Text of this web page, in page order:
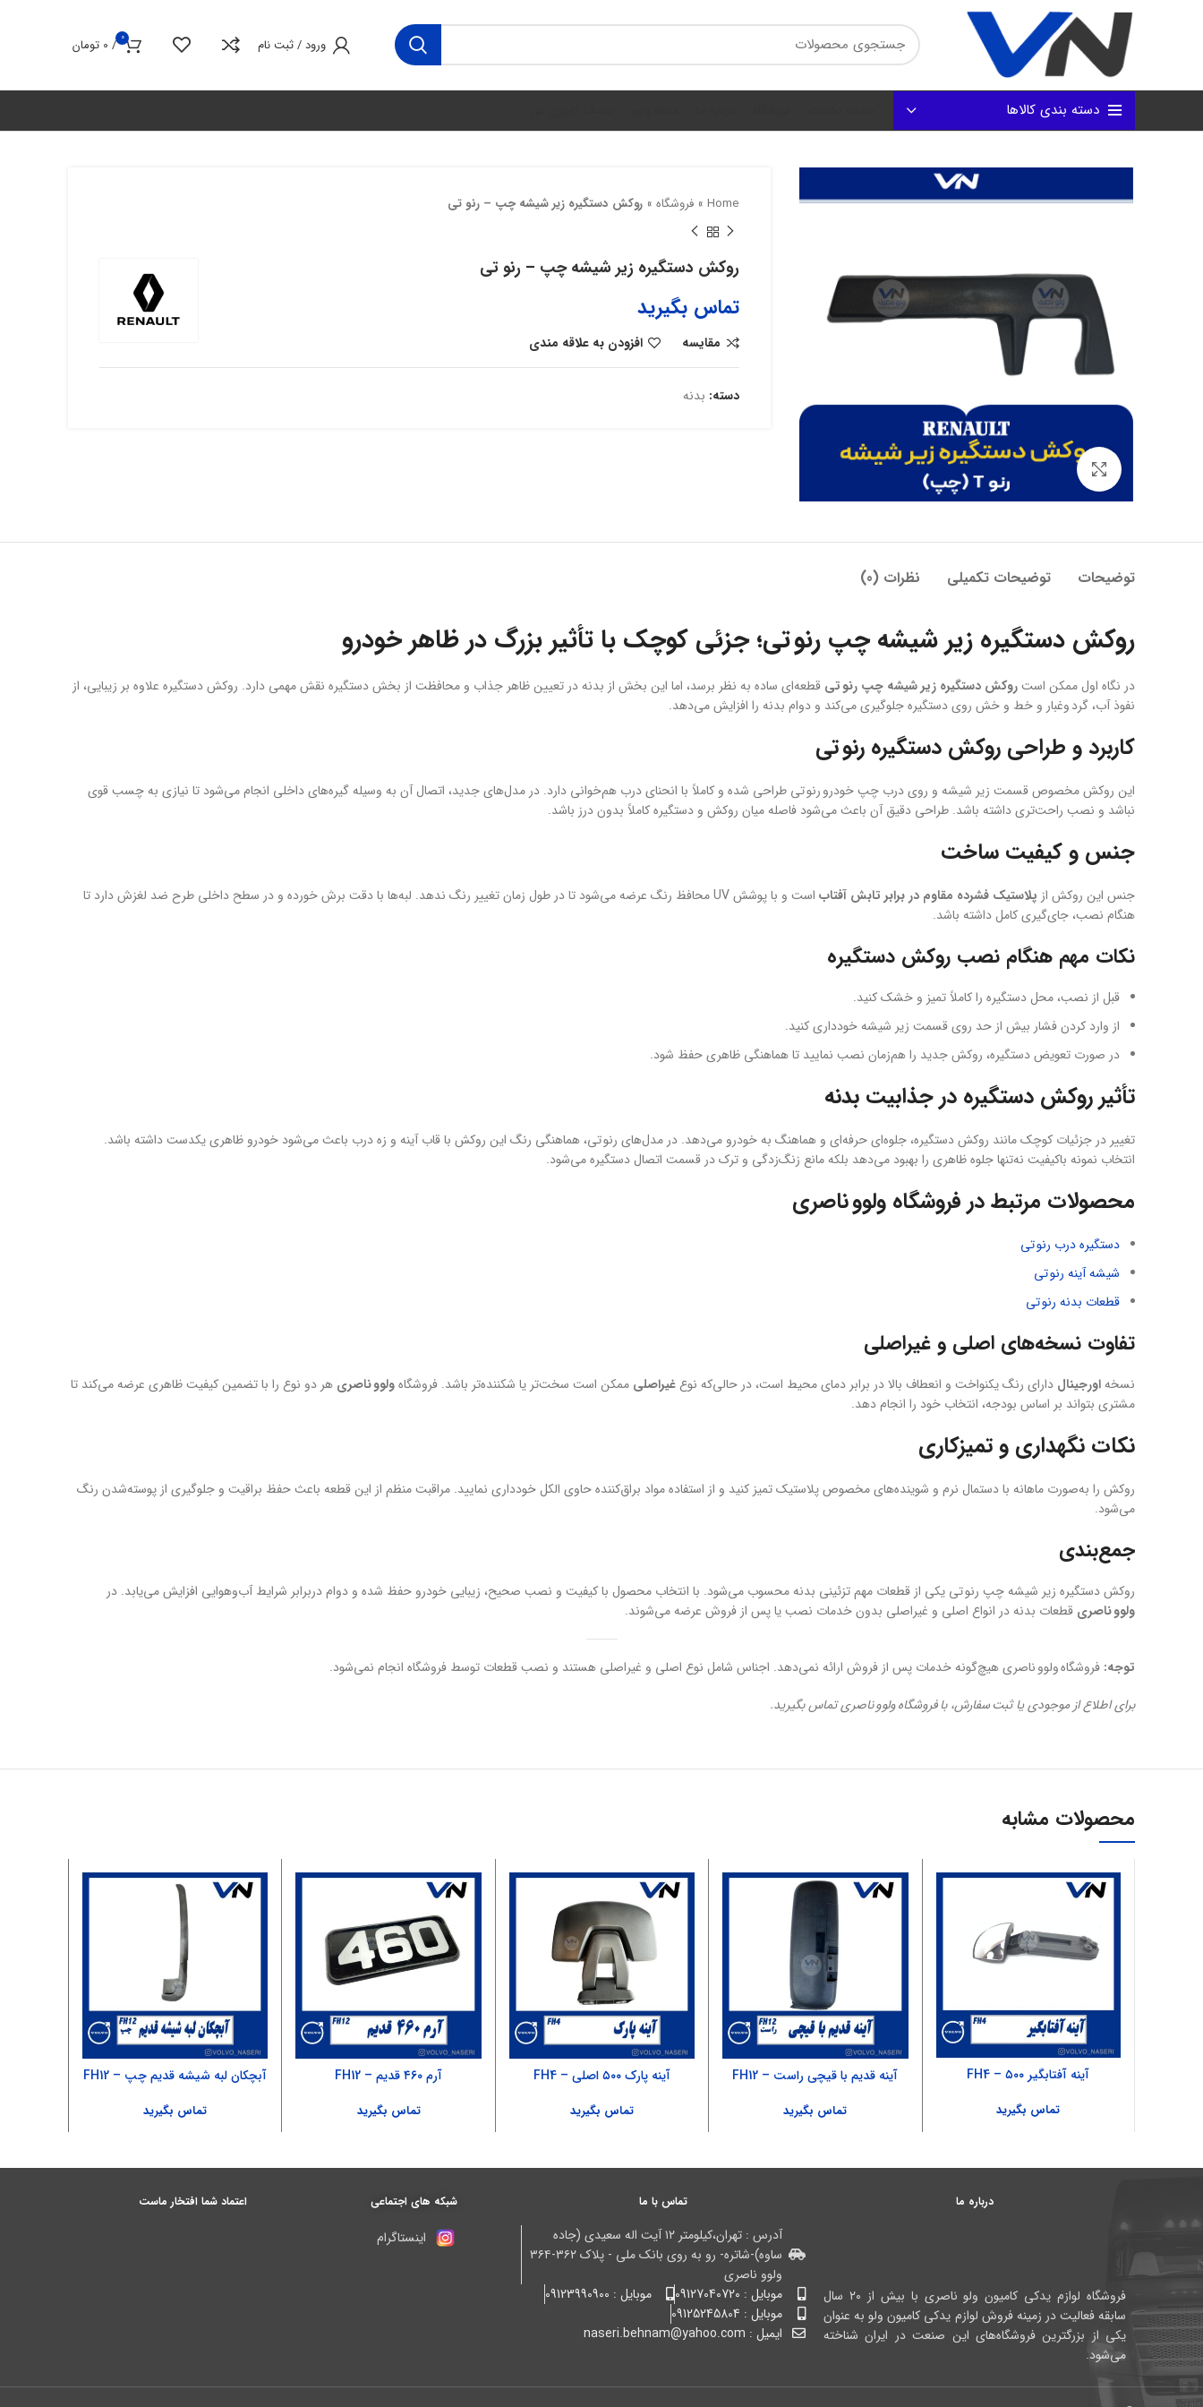
ورود / ثبت نام 0
/
0 تومان
دسته بندی کالاها
بزرگنمایی تصویر
Home
»فروشگاه »روکش دستگیره زیر شیشه چپ – رنو تی
روکش دستگیره زیر شیشه چپ – رنو تی
تماس بگیرید
مقایسه افزودن به علاقه مندی
دسته: بدنه
توضیحات توضیحات تکمیلی نظرات (0)
روکش دستگیره زیر شیشه چپ رنو تی؛ جزئی کوچک با تأثیر بزرگ در ظاهر خودرو
در نگاه اول ممکن استروکش دستگیره زیر شیشه چپ رنو تی قطعه‌ای ساده به نظر برسد، اما این بخش از بدنه در تعیین ظاهر جذاب و محافظت از بخش دستگیره نقش مهمی دارد. روکش دستگیره علاوه بر زیبایی، از
نفوذ آب، گرد وغبار و خط و خش روی دستگیره جلوگیری می‌کند و دوام بدنه را افزایش می‌دهد.
کاربرد و طراحی روکش دستگیره رنو تی
این روکش مخصوص قسمت زیر شیشه و روی درب چپ خودرو رنو تی طراحی شده و کاملاً با انحنای درب هم‌خوانی دارد. در مدل‌های جدید، اتصال آن به وسیله گیره‌های داخلی انجام می‌شود تا نیازی به چسب قوی
نباشد و نصب راحت‌تری داشته باشد. طراحی دقیق آن باعث می‌شود فاصله میان روکش و دستگیره کاملاً بدون درز باشد.
جنس و کیفیت ساخت
جنس این روکش از پلاستیک فشرده مقاوم در برابر تابش آفتاب
است و با پوشش UV محافظ رنگ عرضه می‌شود تا در طول زمان تغییر رنگ ندهد. لبه‌ها با دقت برش خورده و در سطح داخلی طرح ضد لغزش دارد تا
هنگام نصب، جای‌گیری کامل داشته باشد.
نکات مهم هنگام نصب روکش دستگیره
قبل از نصب، محل دستگیره را کاملاً تمیز و خشک کنید.
از وارد کردن فشار بیش از حد روی قسمت زیر شیشه خودداری کنید.
در صورت تعویض دستگیره، روکش جدید را هم‌زمان نصب نمایید تا هماهنگی ظاهری حفظ شود.
تأثیر روکش دستگیره در جذابیت بدنه
تغییر در جزئیات کوچک مانند روکش دستگیره، جلوه‌ای حرفه‌ای و هماهنگ به خودرو می‌دهد. در مدل‌های رنو تی، هماهنگی رنگ این روکش با قاب آینه و زه درب باعث می‌شود خودرو ظاهری یکدست داشته باشد.
انتخاب نمونه باکیفیت نه‌تنها جلوه ظاهری را بهبود می‌دهد بلکه مانع زنگ‌زدگی و ترک در قسمت اتصال دستگیره می‌شود.
محصولات مرتبط در فروشگاه ولوو ناصری
دستگیره درب رنو تی
شیشه آینه رنو تی
قطعات بدنه رنو تی
تفاوت نسخه‌های اصلی و غیراصلی
نسخهاورجینال دارای رنگ یکنواخت و انعطاف بالا در برابر دمای محیط است، در حالی‌که نوع غیراصلی ممکن است سخت‌تر یا شکننده‌تر باشد. فروشگاهولوو ناصری هر دو نوع را با تضمین کیفیت ظاهری عرضه می‌کند تا
مشتری بتواند بر اساس بودجه، انتخاب خود را انجام دهد.
نکات نگهداری و تمیزکاری
روکش را به‌صورت ماهانه با دستمال نرم و شوینده‌های مخصوص پلاستیک تمیز کنید و از استفاده مواد براق‌کننده حاوی الکل خودداری نمایید. مراقبت منظم از این قطعه باعث حفظ براقیت و جلوگیری از پوسته‌شدن رنگ
می‌شود.
جمع‌بندی
روکش دستگیره زیر شیشه چپ رنو تی یکی از قطعات مهم تزئینی بدنه محسوب می‌شود. با انتخاب محصول با کیفیت و نصب صحیح، زیبایی خودرو حفظ شده و دوام دربرابر شرایط آب‌وهوایی افزایش می‌یابد. در
ولوو ناصری قطعات بدنه در انواع اصلی و غیراصلی بدون خدمات نصب یا پس از فروش عرضه می‌شوند.
توجه: فروشگاه ولوو ناصری هیچ‌گونه خدمات پس از فروش ارائه نمی‌دهد. اجناس شامل نوع اصلی و غیر‌اصلی هستند و نصب قطعات توسط فروشگاه انجام نمی‌شود.
برای اطلاع از موجودی یا ثبت سفارش، با فروشگاه ولوو ناصری تماس بگیرید.
محصولات مشابه
آینه آفتابگیر ۵۰۰ – FH4
تماس بگیرید
آینه قدیم با قیچی راست – FH12
تماس بگیرید
آینه پارک ۵۰۰ اصلی – FH4
تماس بگیرید
آرم ۴۶۰ قدیم – FH12
تماس بگیرید
آبچکان لبه شیشه قدیم چپ – FH12
تماس بگیرید
درباره ما
فروشگاه لوازم یدکی کامیون ولو ناصری با بیش از ۲۰ سال
سابقه فعالیت در زمینه فروش لوازم یدکی کامیون ولو به عنوان
یکی از بزرگترین فروشگاه‌های این صنعت در ایران شناخته
می‌شود.
تماس با ما
آدرس : تهران،کیلومتر ۱۲ آیت اله سعیدی (جاده
ساوه)-شاتره- رو به روی بانک ملی - پلاک ۳۶۲-۳۶۴
ولوو ناصری
موبایل : 09127040720
موبایل : 09123990900
موبایل : 09125245804
ایمیل : naseri.behnam@yahoo.com
شبکه های اجتماعی
اینستاگرام
اعتماد شما افتخار ماست